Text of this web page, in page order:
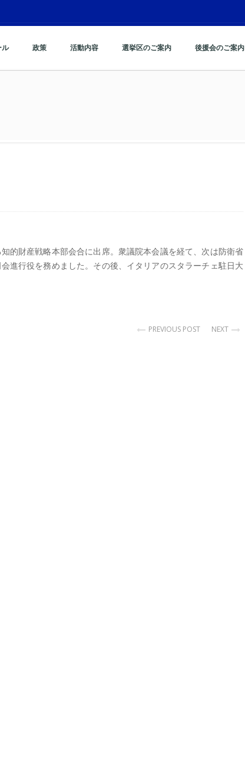
ル 政策 活動内容 選挙区のご案内 後援会のご案内
的財産戦略本部会合に出席。衆議院本会議を経て、次は防衛省
進行役を務めました。その後、イタリアのスタラーチェ駐日大
PREVIOUS POST NEXT